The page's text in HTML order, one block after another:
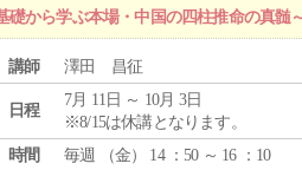
から学ぶ本場・中国の四柱推命の真髄
講師 澤田 昌征
日程
7月 11日 ～ 10月 3日
※8/15は休講となります。
時間
毎週 （金） 14 ：50 ～ 16 ：10